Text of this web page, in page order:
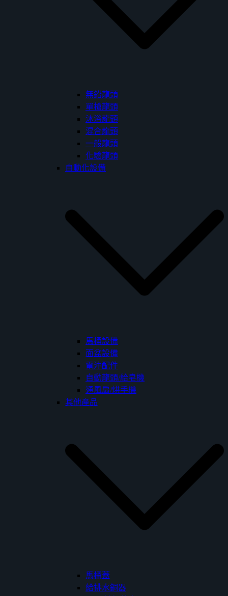
無鉛龍頭
單槍龍頭
沐浴龍頭
混合龍頭
一般龍頭
化驗龍頭
自動化設備
馬桶設備
面盆設備
電沖配件
自動龍頭/給皂機
通風扇/烘手機
其他產品
馬桶蓋
給排水銅器